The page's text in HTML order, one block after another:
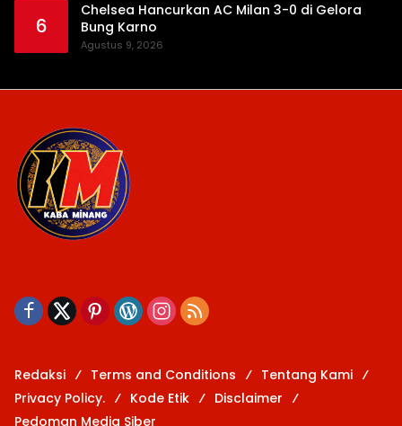
6
Chelsea Hancurkan AC Milan 3-0 di Gelora
Bung Karno
Agustus 9, 2026
Redaksi Terms and Conditions
Tentang Kami
Privacy Policy.
Kode Etik
Disclaimer
Pedoman Media Siber